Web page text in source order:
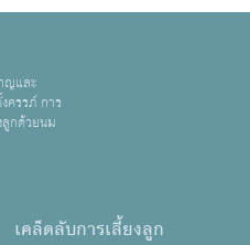
ญและ
ครรภ์ การ
ลูกด้วยนม
เคล็ดลับการเลี้ยงลูก